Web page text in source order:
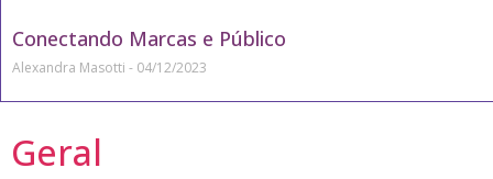
Conectando Marcas e Público
Alexandra Masotti 04/12/2023
Geral